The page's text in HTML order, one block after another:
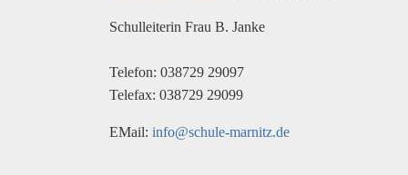
Schulleiterin Frau B. Janke
Telefon: 038729 29097
Telefax: 038729 29099
EMail:info@schule-marnitz.de